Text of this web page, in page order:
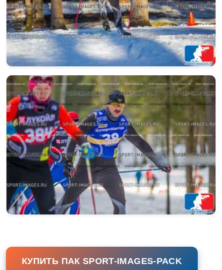
КУПИТЬ ПАК SPORT-IMAGES-PACK